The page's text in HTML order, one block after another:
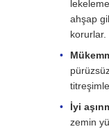
ahşap
korurlar.
İyi
zemin